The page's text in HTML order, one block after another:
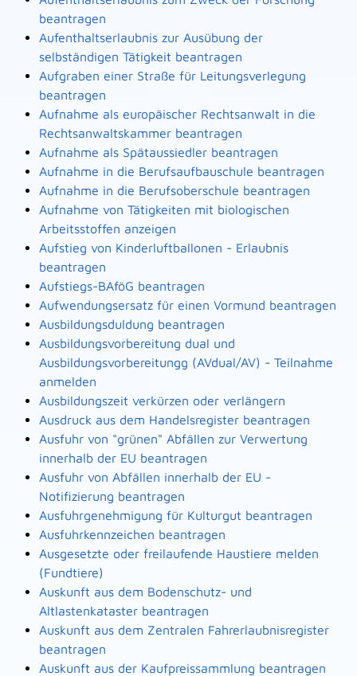
beantragen
Aufenthaltserlaubnis zur Ausübung der
selbständigen Tätigkeit beantragen
Aufgraben einer Straße für Leitungsverlegung
beantragen
Aufnahme als europäischer Rechtsanwalt in die
Rechtsanwaltskammer beantragen
Aufnahme als Spätaussiedler beantragen
Aufnahme in die Berufsaufbauschule beantragen
Aufnahme in die Berufsoberschule beantragen
Aufnahme von Tätigkeiten mit biologischen
Arbeitsstoffen anzeigen
Aufstieg von Kinderluftballonen - Erlaubnis
beantragen
Aufstiegs-BAföG beantragen
Aufwendungsersatz für einen Vormund beantragen
Ausbildungsduldung beantragen
Ausbildungsvorbereitung dual und
Ausbildungsvorbereitungg (AVdual/AV) - Teilnahme
anmelden
Ausbildungszeit verkürzen oder verlängern
Ausdruck aus dem Handelsregister beantragen
Ausfuhr von "grünen" Abfällen zur Verwertung
innerhalb der EU beantragen
Ausfuhr von Abfällen innerhalb der EU -
Notifizierung beantragen
Ausfuhrgenehmigung für Kulturgut beantragen
Ausfuhrkennzeichen beantragen
Ausgesetzte oder freilaufende Haustiere melden
(Fundtiere)
Auskunft aus dem Bodenschutz- und
Altlastenkataster beantragen
Auskunft aus dem Zentralen Fahrerlaubnisregister
beantragen
Auskunft aus der Kaufpreissammlung beantragen